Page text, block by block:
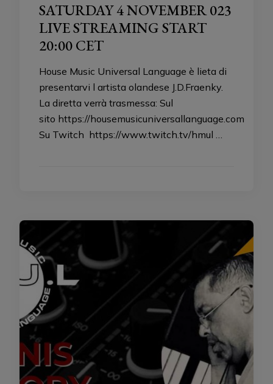
SATURDAY 4 NOVEMBER 023
LIVE STREAMING START
20:00 CET
House Music Universal Language è lieta di
presentarvi l artista olandese J.D.Fraenky.
La diretta verrà trasmessa: Sul
sito https://housemusicuniversallanguage.com
Su Twitch https://www.twitch.tv/hmul …